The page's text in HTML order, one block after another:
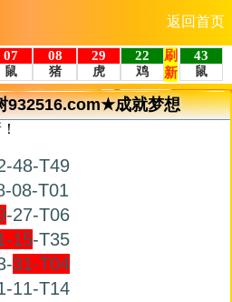
返回首页
932516.com★成就梦想
48-T49
08-T01
-27-T06
15-T35
31-T04
11-T14